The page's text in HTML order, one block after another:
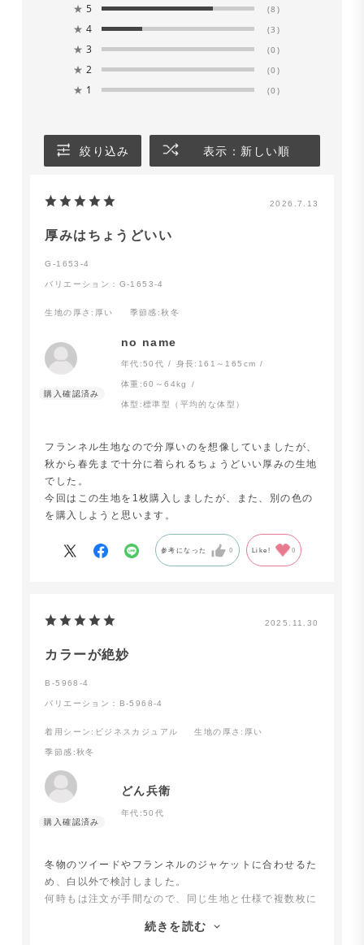
★ 5 (8)
★ 4 (3)
★ 3 (0)
★ 2 (0)
★ 1 (0)
絞り込み 表示：新しい順
2026.7.13
厚みはちょうどいい
G-1653-4
バリエーション：G-1653-4
生地の厚さ :厚い 季節感 :秋冬
no name
年代:50代 身長: 161～165cm
体重:60～64kg
体型:標準型（平均的な体型）
フランネル生地なので分厚いのを想像していましたが、
秋から春先まで十分に着られるちょうどいい厚みの生地
でした。
今回はこの生地を1枚購入しましたが、また、別の色の
を購入しようと思います。
参考になった 0 Like! 0
2025.11.30
カラーが絶妙
B-5968-4
バリエーション：B-5968-4
着用シーン :ビジネスカジュアル 生地の厚さ :厚い
季節感 :秋冬
どん兵衛
年代:50代
冬物のツイードやフランネルのジャケットに合わせるた
め、白以外で検討しました。
何時もは注文が手間なので、同じ生地と仕様で複数枚に
絞りきれず、色違いで3枚を頼みました。
続きを読む